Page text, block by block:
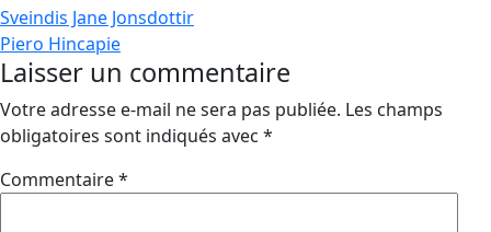
Navigation
de
l’article
Sveindis Jane Jonsdottir
Piero Hincapie
Laisser un commentaire
Votre adresse e-mail ne sera pas publiée. Les champs
obligatoires sont indiqués avec *
Commentaire*